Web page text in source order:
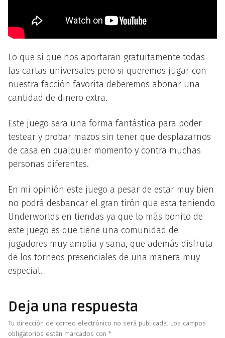
Lo que si que nos aportaran gratuitamente todas
las cartas universales pero si queremos jugar con
nuestra facción favorita deberemos abonar una
cantidad de dinero extra.
Este juego sera una forma fantástica para poder
testear y probar mazos sin tener que desplazarnos
de casa en cualquier momento y contra muchas
personas diferentes.
En mi opinión este juego a pesar de estar muy bien
no podrá desbancar el gran tirón que esta teniendo
Underworlds en tiendas ya que lo más bonito de
este juego es que tiene una comunidad de
jugadores muy amplia y sana, que además disfruta
de los torneos presenciales de una manera muy
especial.
Deja una respuesta
Tu dirección de correo electrónico no será publicada. Los campos
obligatorios están marcados con *